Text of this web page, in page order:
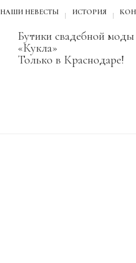
НАШИ НЕВЕСТЫ ИСТОРИЯ
Бутики свадебной моды
«Кукла»
Только в Краснодаре!